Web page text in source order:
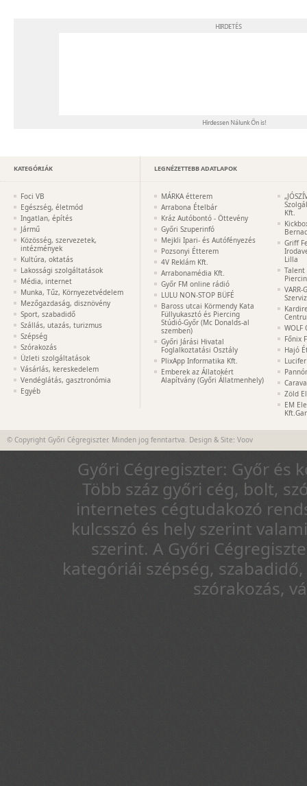
KATEGÓRIÁK
Foci VB
Egészség, életmód
Ingatlan, építés
Jármű
Közösség, szervezetek,
intézmények
Kultúra, oktatás
Lakossági szolgáltatások
Média, internet
Munka, Tűz, Környezetvédelem
Mezőgazdaság, disznövény
Sport, szabadidő
Szállás, utazás, turizmus
Szépség
Szórakozás
Üzleti szolgáltatások
Vásárlás, kereskedelem
Vendéglátás, gasztronómia
Egyéb
LEGNÉZETTEBB ADATLAPOK
MÁRKA étterem
Arrabona Ételbár
Kráz Autóbontó - Öttevény
Győri Szuperinfó
Mejkli Ipari- és Autófényezés
Pozsonyi Étterem
4V Reklám Kft.
Arrabonamédia Kft.
Győr FM online rádió
LULU NON-STOP BÜFÉ
Baross utcai Körmendy Kata
Füllyukasztó és Piercing
Stúdió-Győr (Mc Donalds-al
szemben)
Győri Járási Hivatal
Foglalkoztatási Osztály
PlixApp Informatika Kft.
Emberek az Állatokért
Alapítvány (Győri Állatmenhely)
Kft.
Griff
Lilla
Talent
WOLF
Főnix
Hajó
Zöld
EM
© Copyright Győri Cégregiszter. Minden jog fenntartva. Design & Site: Voov
Győri Cégregiszter: Győr és
Több száz győri cég, bolt,
internetes cégtudakozó
kulcsszó és hely szerint
szerint. A Győri
kategóriái szépség,
szórakozás,